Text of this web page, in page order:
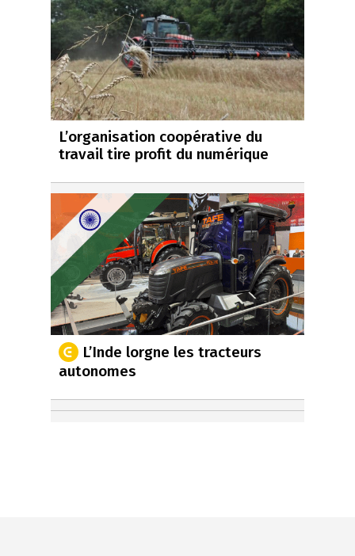
L’organisation coopérative du
travail tire profit du numérique
L’Inde lorgne les tracteurs
autonomes